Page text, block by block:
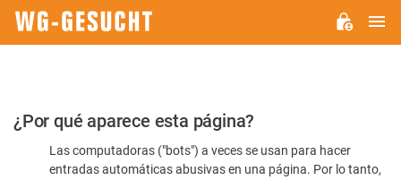
Por
favor,
confirme
¿Por qué aparece esta página?
Las computadoras ("bots") a veces se usan para hacer
entradas automáticas abusivas en una página. Por lo tanto,